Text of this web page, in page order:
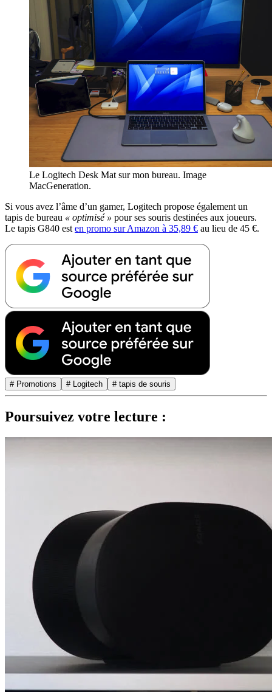
Le Logitech Desk Mat sur mon bureau. Image
MacGeneration.
Si vous avez l’âme d’un gamer, Logitech propose également un
tapis de bureau « optimisé » pour ses souris destinées aux joueurs.
Le tapis G840 est en promo sur Amazon à 35,89 € au lieu de 45 €.
# Promotions # Logitech # tapis de souris
Poursuivez votre lecture :